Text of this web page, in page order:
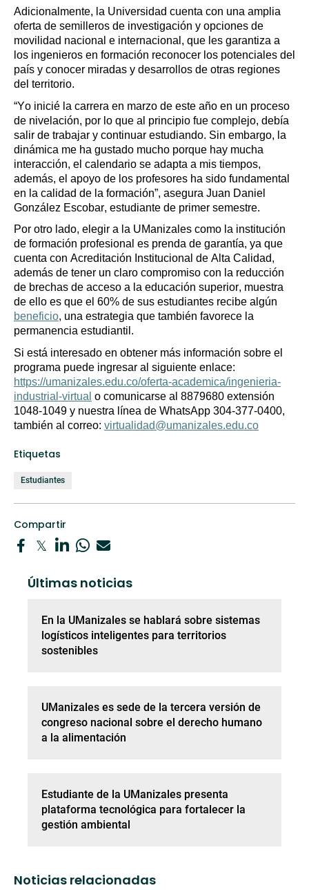
Adicionalmente, la Universidad cuenta con una amplia
oferta de semilleros de investigación y opciones de
movilidad nacional e internacional, que les garantiza a
los ingenieros en formación reconocer los potenciales del
país y conocer miradas y desarrollos de otras regiones
del territorio.
“Yo inicié la carrera en marzo de este año en un proceso
de nivelación, por lo que al principio fue complejo, debía
salir de trabajar y continuar estudiando. Sin embargo, la
dinámica me ha gustado mucho porque hay mucha
interacción, el calendario se adapta a mis tiempos,
además, el apoyo de los profesores ha sido fundamental
en la calidad de la formación”, asegura Juan Daniel
González Escobar, estudiante de primer semestre.
Por otro lado, elegir a la UManizales como la institución
de formación profesional es prenda de garantía, ya que
cuenta con Acreditación Institucional de Alta Calidad,
además de tener un claro compromiso con la reducción
de brechas de acceso a la educación superior, muestra
beneficio, una estrategia que también favorece la
permanencia estudiantil.
Si está interesado en obtener más información sobre el
https://umanizales.edu.co/oferta-academica/ingenieria-
industrial-virtual o comunicarse al 8879680 extensión
1048-1049 y nuestra línea de WhatsApp 304-377-0400,
también al correo: virtualidad@umanizales.edu.co
Etiquetas
Estudiantes
Compartir
Últimas noticias
En la UManizales se hablará sobre sistemas
logísticos inteligentes para territorios
sostenibles
UManizales es sede de la tercera versión de
congreso nacional sobre el derecho humano
a la alimentación
Estudiante de la UManizales presenta
plataforma tecnológica para fortalecer la
gestión ambiental
Noticias relacionadas